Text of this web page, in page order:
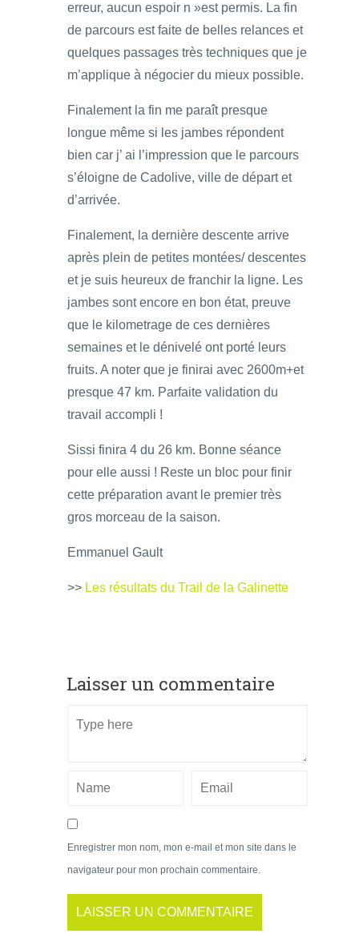
erreur, aucun espoir n »est permis. La fin
de parcours est faite de belles relances et
quelques passages très techniques que je
m’applique à négocier du mieux possible.
Finalement la fin me paraît presque
longue même si les jambes répondent
bien car j’ ai l’impression que le parcours
s’éloigne de Cadolive, ville de départ et
d’arrivée.
Finalement, la dernière descente arrive
après plein de petites montées/ descentes
et je suis heureux de franchir la ligne. Les
jambes sont encore en bon état, preuve
que le kilometrage de ces dernières
semaines et le dénivelé ont porté leurs
fruits. A noter que je finirai avec 2600m+et
presque 47 km. Parfaite validation du
travail accompli !
Sissi finira 4 du 26 km. Bonne séance
pour elle aussi ! Reste un bloc pour finir
cette préparation avant le premier très
gros morceau de la saison.
Emmanuel Gault
>> Les résultats du Trail de la Galinette
Laisser un commentaire
Enregistrer mon nom, mon e-mail et mon site dans le
navigateur pour mon prochain commentaire.